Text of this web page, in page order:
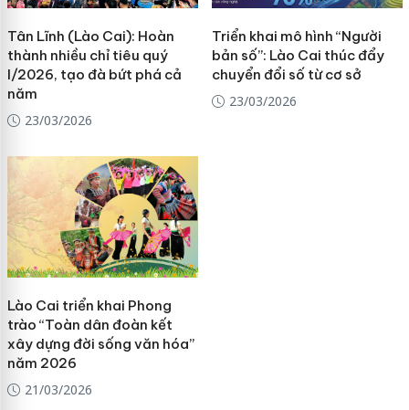
Tân Lĩnh (Lào Cai): Hoàn
thành nhiều chỉ tiêu quý
I/2026, tạo đà bứt phá cả
năm
23/03/2026
Triển khai mô hình “Người
bản số”: Lào Cai thúc đẩy
chuyển đổi số từ cơ sở
23/03/2026
Lào Cai triển khai Phong
trào “Toàn dân đoàn kết
xây dựng đời sống văn hóa”
năm 2026
21/03/2026